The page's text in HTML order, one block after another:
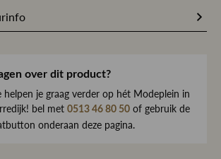
91% Katoen / 2% Elastaan / 7%
Blauw
Slim fit
Stretch denim
toe.
al te goed dat het kan gebeuren dat
helemaal naar wens is. Daarom ben je
ieder artikel eerst te passen op ons
over dit product?
helpen je graag verder op hét Modeplein in
bel met 0513 46 80 50 of gebruik de
onderaan deze pagina.